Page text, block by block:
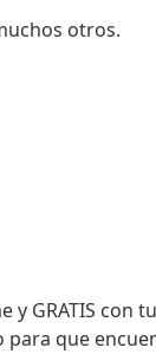
otros.
y GRATIS con
para que